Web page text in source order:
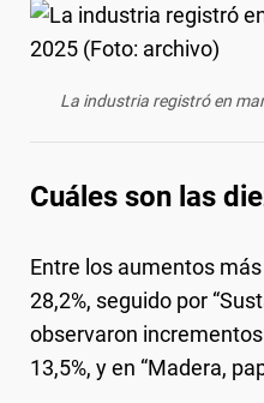
La industria registró en
Cuáles son las
Entre los aumentos
28,2%, seguido por
observaron
13,5%, y en “Madera,